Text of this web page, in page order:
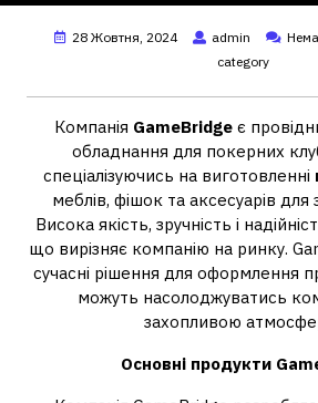
28 Жовтня, 2024 admin
category
Компанія GameBridgeє
обладнання для покерних
спеціалізуючись на виготовленні
меблів, фішок та аксесуарів для
Висока якість, зручність і
що вирізняє компанію на ринку.
сучасні рішення для оформлення
можуть насолоджуватись
захопливою
Основні продукти